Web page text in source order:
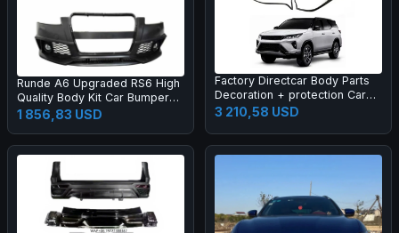
Runde A6 Upgraded RS6 High
Quality Body Kit Car Bumper
Grille Rear Lips Tail Throat Tail
Wing Manufacturer Direct
1 856,83 USD
Factory Directcar Body Parts
Decoration + protection Car
Body Parts Car Accessories
3 210,58 USD